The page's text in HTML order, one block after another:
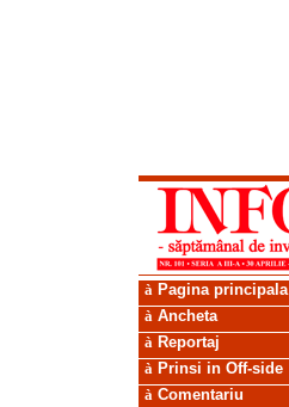
à Pagina principala
à Ancheta
à Reportaj
à Prinsi in Off-side
à Comentariu